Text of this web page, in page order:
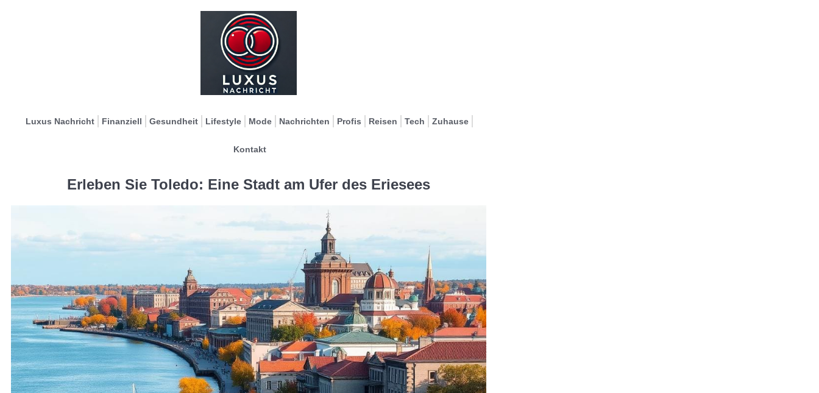
Luxus Nachricht Finanziell Gesundheit Lifestyle Mode Nachrichten Profis Reisen Tech Zuhause
Kontakt
Erleben Sie Toledo: Eine Stadt am Ufer des Eriesees